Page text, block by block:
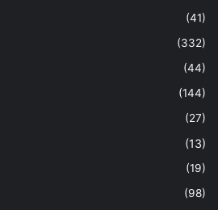
(41)
(332)
(44)
(144)
(27)
(13)
(19)
(98)